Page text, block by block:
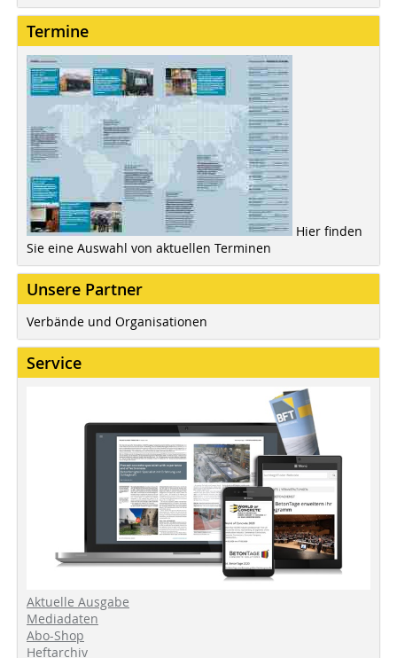
Termine
Hier finden
Sie eine Auswahl von aktuellen Terminen
Unsere Partner
Verbände und Organisationen
Service
Aktuelle Ausgabe
Mediadaten
Abo-Shop
Heftarchiv